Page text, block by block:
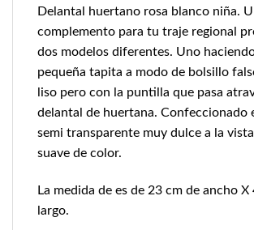
Delantal huertano rosa blanco niña.
complemento para tu traje regional
dos modelos diferentes. Uno
pequeña tapita a modo de bolsillo
liso pero con la puntilla que pasa
delantal de huertana. Confeccionado
semi transparente muy dulce a la
suave de color.
La medida de es de 23 cm de ancho X
largo.